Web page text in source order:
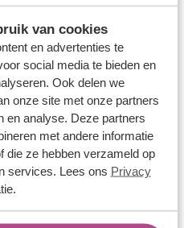
van cookies
en advertenties te
social media te bieden en
Ook delen we
onze site met onze partners
en analyse. Deze partners
met andere informatie
die ze hebben verzameld op
services. Lees ons Privacy